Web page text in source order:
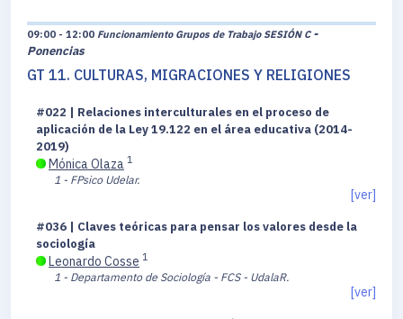
09:00 - 12:00 Funcionamiento Grupos de Trabajo SESIÓN C -
Ponencias
GT 11. CULTURAS, MIGRACIONES Y RELIGIONES
#022 | Relaciones interculturales en el proceso de
aplicación de la Ley 19.122 en el área educativa (2014-
2019)
Mónica Olaza 1
1 - FPsico Udelar.
[ver]
#036 | Claves teóricas para pensar los valores desde la
sociología
Leonardo Cosse 1
1 - Departamento de Sociología - FCS - UdalaR.
[ver]